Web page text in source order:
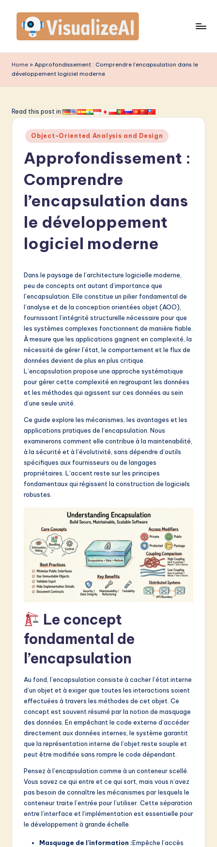
content
is
u
li
A
L
in
A
&
S
o
ti
o
Home » Approfondissement : Comprendre l’encapsulation dans le
développement logiciel moderne
Read this post in:
Posted
in
Object-Oriented Analysis and Design
Approfondissement :
Comprendre
l’encapsulation dans
le développement
logiciel moderne
Dans le paysage de l’architecture logicielle moderne,
peu de concepts ont autant d’importance que
l’encapsulation. Elle constitue un pilier fondamental de
l’analyse et de la conception orientées objet (AOO),
fournissant l’intégrité structurelle nécessaire pour que
les systèmes complexes fonctionnent de manière fiable.
À mesure que les applications gagnent en complexité, la
nécessité de gérer l’état, le comportement et le flux de
données devient de plus en plus critique.
L’encapsulation propose une approche systématique
pour gérer cette complexité en regroupant les données
et les méthodes qui agissent sur ces données au sein
d’une seule unité.
Ce guide explore les mécanismes, les avantages et les
applications pratiques de l’encapsulation. Nous
examinerons comment elle contribue à la maintenabilité,
à la sécurité et à l’évolutivité, sans dépendre d’outils
spécifiques aux fournisseurs ou de langages
propriétaires. L’accent reste sur les principes
fondamentaux qui régissent la construction de logiciels
robustes.
Le concept
fondamental de
l’encapsulation
Au fond, l’encapsulation consiste à cacher l’état interne
d’un objet et à exiger que toutes les interactions soient
effectuées à travers les méthodes de cet objet. Ce
concept est souvent résumé par la notion de masquage
des données. En empêchant le code externe d’accéder
directement aux données internes, le système garantit
que la représentation interne de l’objet reste souple et
peut être modifiée sans rompre le code dépendant.
Pensez à l’encapsulation comme à un conteneur scellé.
Vous savez ce qui entre et ce qui sort, mais vous n’avez
pas besoin de connaître les mécanismes par lesquels le
conteneur traite l’entrée pour l’utiliser. Cette séparation
entre l’interface et l’implémentation est essentielle pour
le développement à grande échelle.
Masquage de l’information :Empêche l’accès